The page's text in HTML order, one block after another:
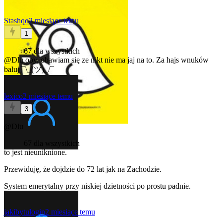
Stashqo2 miesiące temu
1
67 dla wszystkich
@Dluoby, obawiam się ze nikt nie ma jaj na to. Za hajs wnuków
baluj ¯\_(ツ)_/¯
lexico2 miesiące temu
3
67 dla wszystkich
to jest nieuniknione.
Przewiduję, że dojdzie do 72 lat jak na Zachodzie.
System emerytalny przy niskiej dzietności po prostu padnie.
jakibytulogin2 miesiące temu